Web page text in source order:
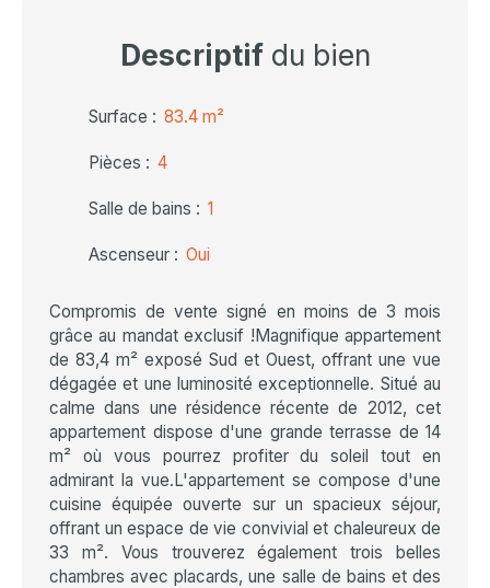
Descriptifdu bien
Surface : 83.4 m²
Pièces : 4
Salle de bains : 1
Ascenseur : Oui
Compromis de vente signé en moins de 3 mois
grâce au mandat exclusif !Magnifique appartement
de 83,4 m² exposé Sud et Ouest, offrant une vue
dégagée et une luminosité exceptionnelle. Situé au
calme dans une résidence récente de 2012, cet
appartement dispose d'une grande terrasse de 14
m² où vous pourrez profiter du soleil tout en
admirant la vue.L'appartement se compose d'une
cuisine équipée ouverte sur un spacieux séjour,
offrant un espace de vie convivial et chaleureux de
33 m². Vous trouverez également trois belles
chambres avec placards, une salle de bains et des